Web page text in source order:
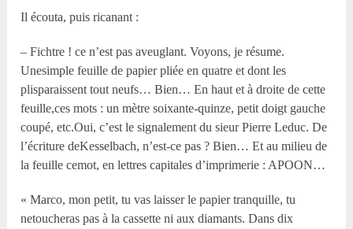
Il écouta, puis ricanant :
– Fichtre ! ce n’est pas aveuglant. Voyons, je résume.
Unesimple feuille de papier pliée en quatre et dont les
plisparaissent tout neufs… Bien… En haut et à droite de cette
feuille,ces mots : un mètre soixante-quinze, petit doigt gauche
coupé, etc.Oui, c’est le signalement du sieur Pierre Leduc. De
l’écriture deKesselbach, n’est-ce pas ? Bien… Et au milieu de
la feuille cemot, en lettres capitales d’imprimerie : APOON…
« Marco, mon petit, tu vas laisser le papier tranquille, tu
netoucheras pas à la cassette ni aux diamants. Dans dix